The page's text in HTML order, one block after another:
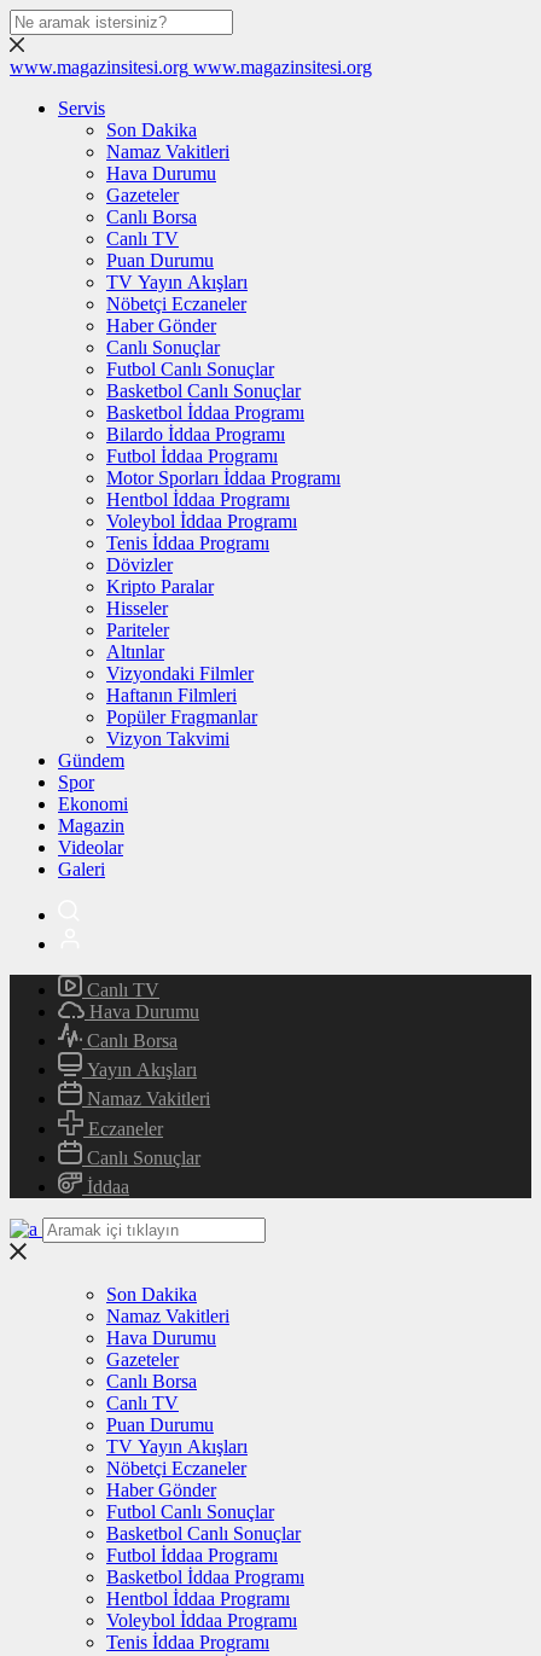
www.magazinsitesi.org www.magazinsitesi.org
Servis
Son Dakika
Namaz Vakitleri
Hava Durumu
Gazeteler
Canlı Borsa
Canlı TV
Puan Durumu
TV Yayın Akışları
Nöbetçi Eczaneler
Haber Gönder
Canlı Sonuçlar
Futbol Canlı Sonuçlar
Basketbol Canlı Sonuçlar
Basketbol İddaa Programı
Bilardo İddaa Programı
Futbol İddaa Programı
Motor Sporları İddaa Programı
Hentbol İddaa Programı
Voleybol İddaa Programı
Tenis İddaa Programı
Dövizler
Kripto Paralar
Hisseler
Pariteler
Altınlar
Vizyondaki Filmler
Haftanın Filmleri
Popüler Fragmanlar
Vizyon Takvimi
Gündem
Spor
Ekonomi
Magazin
Videolar
Galeri
Canlı TV
Hava Durumu
Canlı Borsa
Yayın Akışları
Namaz Vakitleri
Eczaneler
Canlı Sonuçlar
İddaa
Son Dakika
Namaz Vakitleri
Hava Durumu
Gazeteler
Canlı Borsa
Canlı TV
Puan Durumu
TV Yayın Akışları
Nöbetçi Eczaneler
Haber Gönder
Futbol Canlı Sonuçlar
Basketbol Canlı Sonuçlar
Futbol İddaa Programı
Basketbol İddaa Programı
Hentbol İddaa Programı
Voleybol İddaa Programı
Tenis İddaa Programı